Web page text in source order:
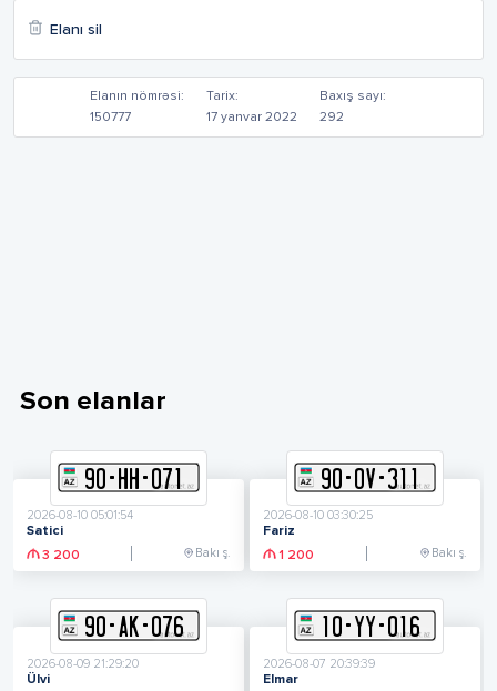
Elanı sil
Elanın nömrəsi:
150777
Tarix:
17 yanvar 2022
Baxış sayı:
292
Son elanlar
90- H H -071
2026-08-10 05:01:54
Satici
3 200
Bakı ş.
90-OV-311
2026-08-10 03:30:25
Fariz
1 200
Bakı ş.
90-AK-076
2026-08-09 21:29:20
Ülvi
10-YY-016
2026-08-07 20:39:39
Elmar